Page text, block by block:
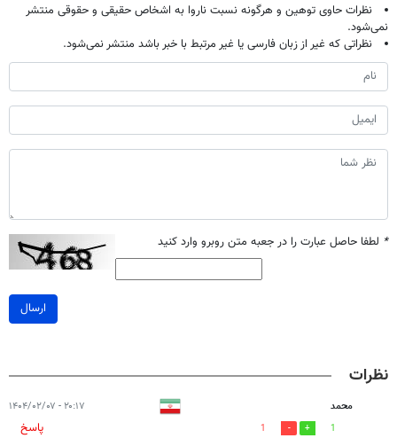
نظرات حاوی توهین و هرگونه نسبت ناروا به اشخاص حقیقی و حقوقی منتشر
نمی‌شود.
نظراتی که غیر از زبان فارسی یا غیر مرتبط با خبر باشد منتشر نمی‌شود.
* لطفا حاصل عبارت را در جعبه متن روبرو وارد کنید
ارسال
نظرات
محمد ۲۰:۱۷ - ۱۴۰۴/۰۲/۰۷
1
1 پاسخ